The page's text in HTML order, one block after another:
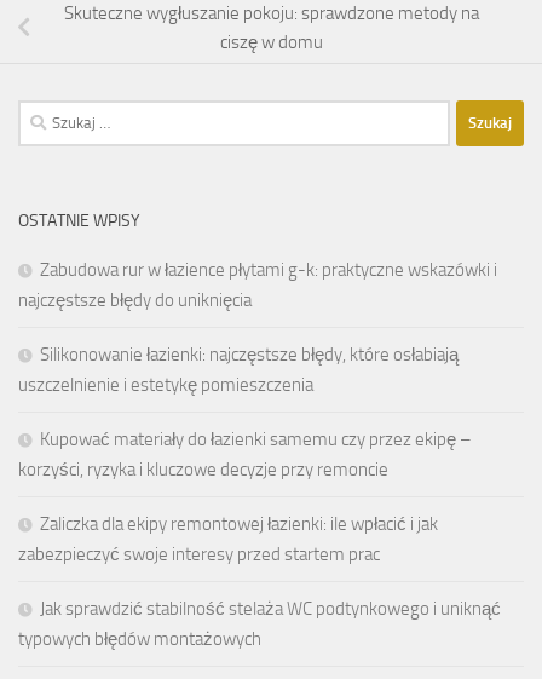
Skuteczne wygłuszanie pokoju: sprawdzone metody na
ciszę w domu
Szukaj:
OSTATNIE WPISY
Zabudowa rur w łazience płytami g-k: praktyczne wskazówki i
najczęstsze błędy do uniknięcia
Silikonowanie łazienki: najczęstsze błędy, które osłabiają
uszczelnienie i estetykę pomieszczenia
Kupować materiały do łazienki samemu czy przez ekipę –
korzyści, ryzyka i kluczowe decyzje przy remoncie
Zaliczka dla ekipy remontowej łazienki: ile wpłacić i jak
zabezpieczyć swoje interesy przed startem prac
Jak sprawdzić stabilność stelaża WC podtynkowego i uniknąć
typowych błędów montażowych